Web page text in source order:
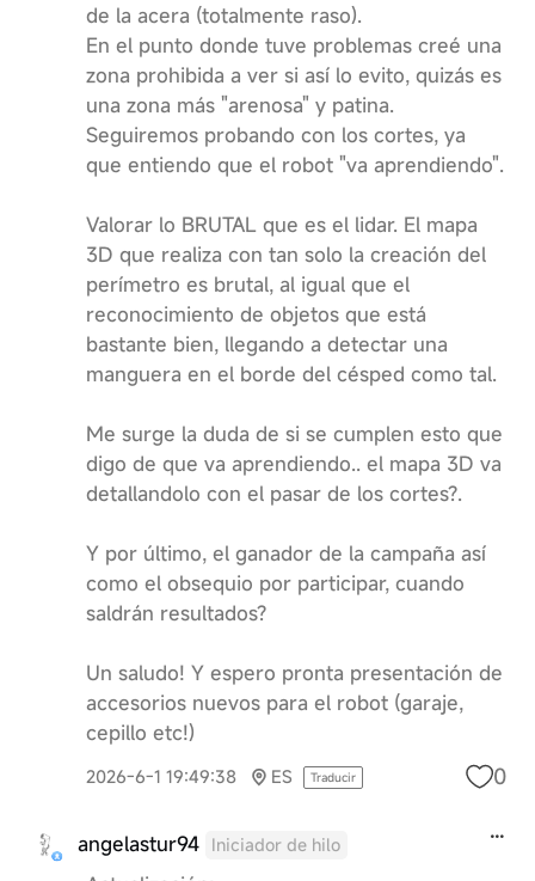
de la acera (totalmente raso).
En el punto donde tuve problemas creé una
zona prohibida a ver si así lo evito, quizás es
una zona más "arenosa" y patina.
Seguiremos probando con los cortes, ya
que entiendo que el robot "va aprendiendo".
Valorar lo BRUTAL que es el lidar. El mapa
3D que realiza con tan solo la creación del
perímetro es brutal, al igual que el
reconocimiento de objetos que está
bastante bien, llegando a detectar una
manguera en el borde del césped como tal.
Me surge la duda de si se cumplen esto que
digo de que va aprendiendo.. el mapa 3D va
detallandolo con el pasar de los cortes?.
Y por último, el ganador de la campaña así
como el obsequio por participar, cuando
saldrán resultados?
Un saludo! Y espero pronta presentación de
accesorios nuevos para el robot (garaje,
cepillo etc!)
2026-6-1 19:49:38 ES Traducir 0
angelastur94 Iniciador de hilo